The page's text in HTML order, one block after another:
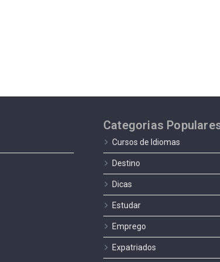
Categorias
Cursos de Idiomas
Destino
Dicas
Estudar
Emprego
Expatriados